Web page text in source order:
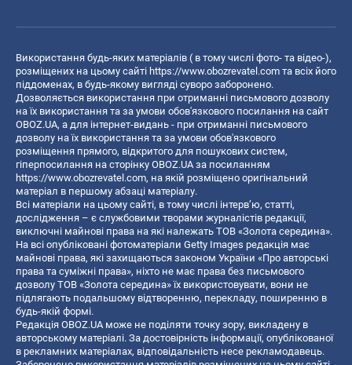
Використання будь-яких матеріалів ( в тому числі фото- та відео-),
розміщених на цьому сайті https://www.obozrevatel.com та всіх його
піддоменах, в будь-якому вигляді суворо заборонено.
Дозволяється використання при отриманні письмового дозволу
на їх використання та за умови обов'язкового посилання на сайт
OBOZ.UA, а для інтернет-видань - при отриманні письмового
дозволу на їх використання та за умови обов'язкового
розміщення прямого, відкритого для пошукових систем,
гіперпосилання на сторінку OBOZ.UA за посиланням
https://www.obozrevatel.com, на якій розміщено оригінальний
матеріал в першому абзаці матеріалу.
Всі матеріали на цьому сайті, в тому числі інтерв’ю, статті,
дослідження – є службовими творами журналістів редакції,
виключні майнові права на які належать ТОВ «Золота середина».
На всі опубліковані фотоматеріали Getty Images редакція має
майнові права, які захищаються законом України «Про авторські
права та суміжні права», ніхто не має права без письмового
дозволу ТОВ «Золота середина» їх використовувати, вони не
підлягають подальшому відтворенню, перекладу, поширенню в
будь-якій формі.
Редакція OBOZ.UA може не поділяти точку зору, викладену в
авторському матеріалі. За достовірність інформації, опублікованої
в рекламних матеріалах, відповідальність несе рекламодавець.